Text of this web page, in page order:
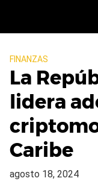
FINANZAS
La
lidera
Caribe
agosto 18, 2024